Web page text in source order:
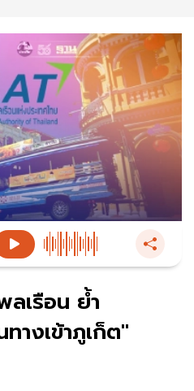
ลเรือน ย้ำ
างเข้าภูเก็ต"